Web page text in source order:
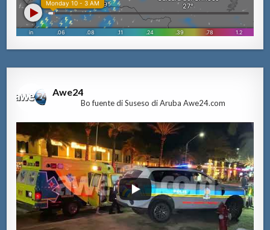
Awe24
Bo fuente di Suseso di Aruba Awe24.com